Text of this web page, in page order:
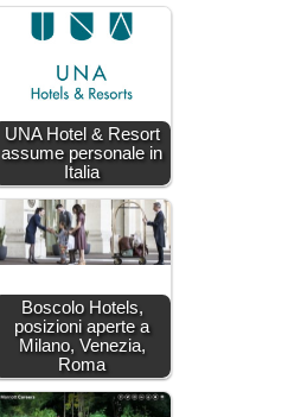
UNA Hotel & Resort
assume personale in
Italia
Boscolo Hotels,
posizioni aperte a
Milano, Venezia,
Roma